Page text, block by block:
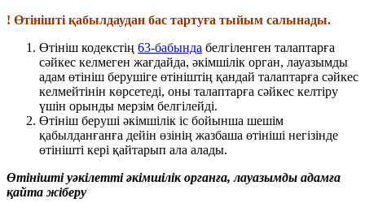
! Өтінішті қабылдаудан бас тартуға тыйым салынады.
Өтініш кодекстің 63-бабында белгіленген талаптарға
сәйкес келмеген жағдайда, әкімшілік орган, лауазымды
адам өтініш берушіге өтініштің қандай талаптарға сәйкес
келмейтінін көрсетеді, оны талаптарға сәйкес келтіру
үшін орынды мерзім белгілейді.
Өтініш беруші әкімшілік іс бойынша шешім
қабылданғанға дейін өзінің жазбаша өтініші негізінде
өтінішті кері қайтарып ала алады.
Өтінішті уәкілетті әкімшілік органға, лауазымды адамға
қайта жіберу